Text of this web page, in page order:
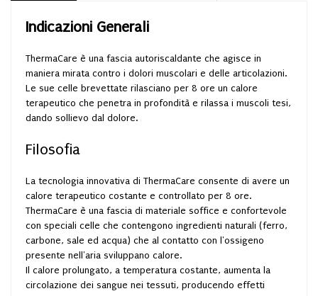
Indicazioni Generali
ThermaCare è una fascia autoriscaldante che agisce in
maniera mirata contro i dolori muscolari e delle articolazioni.
Le sue celle brevettate rilasciano per 8 ore un calore
terapeutico che penetra in profondità e rilassa i muscoli tesi,
dando sollievo dal dolore.
Filosofia
La tecnologia innovativa di ThermaCare consente di avere un
calore terapeutico costante e controllato per 8 ore.
ThermaCare è una fascia di materiale soffice e confortevole
con speciali celle che contengono ingredienti naturali (ferro,
carbone, sale ed acqua) che al contatto con l'ossigeno
presente nell'aria sviluppano calore.
Il calore prolungato, a temperatura costante, aumenta la
circolazione dei sangue nei tessuti, producendo effetti